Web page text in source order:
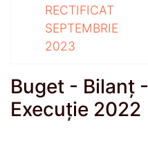
RECTIFICAT
SEPTEMBRIE
2023
Buget - Bilanț -
Execuție 2022